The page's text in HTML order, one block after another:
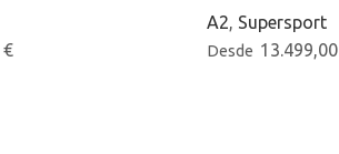
€
A2, Supersport
Desde 13.499,00